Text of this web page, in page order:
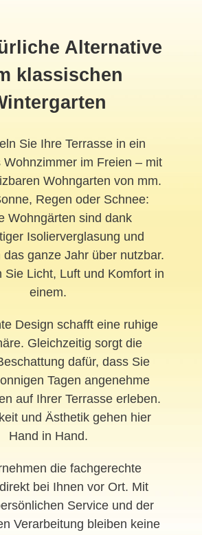
Alternative
klassischen
Sie Ihre Terrasse in ein
Wohnzimmer im Freien – mit
Wohngarten von mm.
Regen oder Schnee:
Wohngärten sind dank
Isolierverglasung und
das ganze Jahr über nutzbar.
Sie Licht, Luft und Komfort in
einem.
Design schafft eine ruhige
Gleichzeitig sorgt die
dafür, dass Sie
Tagen angenehme
auf Ihrer Terrasse erleben.
und Ästhetik gehen hier
Hand in Hand.
die fachgerechte
bei Ihnen vor Ort. Mit
Service und der
Verarbeitung bleiben keine